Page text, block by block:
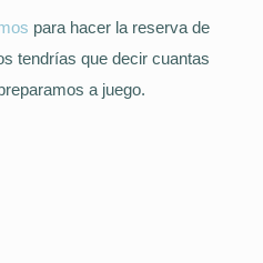
para hacer la reserva de
tendrías que decir cuantas
a juego.